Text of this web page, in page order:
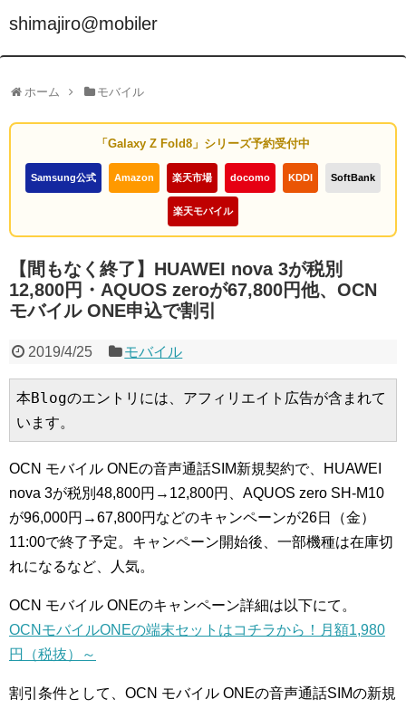
shimajiro@mobiler
ホーム モバイル
「Galaxy Z Fold8」シリーズ予約受付中
Samsung公式 Amazon 楽天市場 docomo KDDI SoftBank
楽天モバイル
【間もなく終了】HUAWEI nova 3が税別
12,800円・AQUOS zeroが67,800円他、OCN
モバイル ONE申込で割引
2019/4/25 モバイル
本Blogのエントリには、アフィリエイト広告が含まれて
います。
OCN モバイル ONEの音声通話SIM新規契約で、HUAWEI
nova 3が税別48,800円→12,800円、AQUOS zero SH-M10
が96,000円→67,800円などのキャンペーンが26日（金）
11:00で終了予定。キャンペーン開始後、一部機種は在庫切
れになるなど、人気。
OCN モバイル ONEのキャンペーン詳細は以下にて。
OCNモバイルONEの端末セットはコチラから！月額1,980
円（税抜）～
割引条件として、OCN モバイル ONEの音声通話SIMの新規